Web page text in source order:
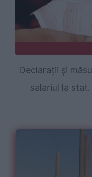
Declarații și
salariul la